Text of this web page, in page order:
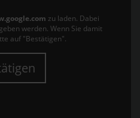
zu laden. Dabei
werden. Wenn Sie damit
auf "Bestätigen".